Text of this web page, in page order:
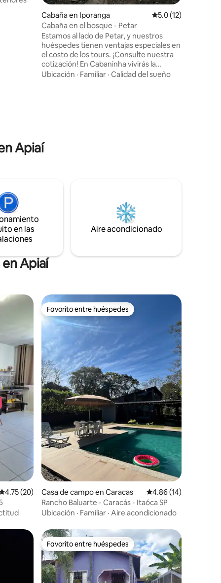
Cabaña en Iporanga Calificación
5.0 (12)
Cabaña en el bosque - Petar
Estamos al lado de Petar, y nuestros
huéspedes tienen ventajas especiales en
el costo de los tours. ¡Consulte nuestra
cotización! En Cabaninha vivirás la
experiencia de estar cerca de la
capacidad para dos personas más.
Ubicación · Familiar · Calidad del sueño
Apiaí
en las
Aire acondicionado
Apiaí
promedio: 4.75 de 5, 20 reseñas
4.75 (20)
Favorito entre huéspedes
Favorito entre huéspedes
Casa de campo en Caracas Calificación
4.86 (14)
Rancho Baluarte - Caracás - Itaóca SP
Ubicación · Familiar · Aire acondicionado
Favorito entre huéspedes
Favorito entre huéspedes